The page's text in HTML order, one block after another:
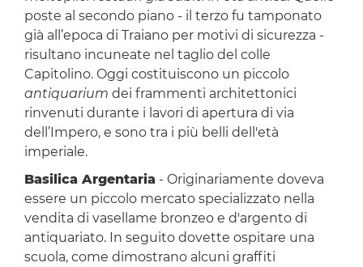
poste al secondo piano - il terzo fu tamponato
già all’epoca di Traiano per motivi di sicurezza -
risultano incuneate nel taglio del colle
Capitolino. Oggi costituiscono un piccolo
antiquarium dei frammenti architettonici
rinvenuti durante i lavori di apertura di via
dell’Impero, e sono tra i più belli dell'età
imperiale.
Basilica Argentaria - Originariamente doveva
essere un piccolo mercato specializzato nella
vendita di vasellame bronzeo e d'argento di
antiquariato. In seguito dovette ospitare una
scuola, come dimostrano alcuni graffiti